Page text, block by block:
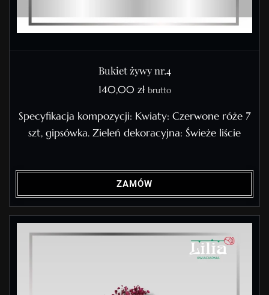
Bukiet żywy nr.4
140,00 zł brutto
Specyfikacja kompozycji: Kwiaty: Czerwone róże 7
szt, gipsówka. Zieleń dekoracyjna: Świeże liście
ZAMÓW